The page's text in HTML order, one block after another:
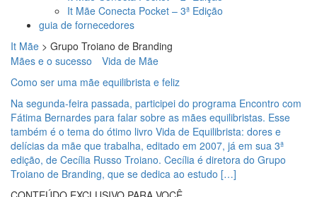
It Mãe Conecta Pocket – 3ª Edição
guia de fornecedores
It Mãe > Grupo Troiano de Branding
Mães e o sucesso
Vida de Mãe
Como ser uma mãe equilibrista e feliz
Na segunda-feira passada, participei do programa Encontro com
Fátima Bernardes para falar sobre as mães equilibristas. Esse
também é o tema do ótimo livro Vida de Equilibrista: dores e
delícias da mãe que trabalha, editado em 2007, já em sua 3ª
edição, de Cecília Russo Troiano. Cecília é diretora do Grupo
Troiano de Branding, que se dedica ao estudo […]